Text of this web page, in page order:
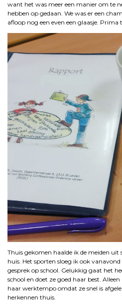
want het was meer een manier om te
hebben op gedaan. We was er een
afloop nog een even een glaasje. Prima
Thuis gekomen haalde ik de meiden uit
huis. Het sporten sloeg ik ook
gesprek op school. Gelukkig gaat het
school en doet ze goed haar best.
haar werktempo omdat ze snel is
herkennen thuis.